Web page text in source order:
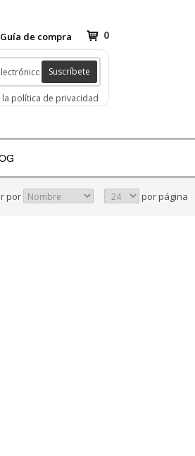
0
Guía de compra
Suscríbete
política de privacidad
por por página